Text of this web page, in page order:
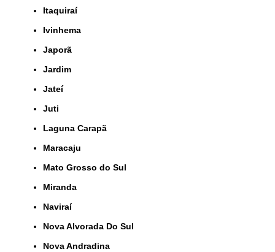
Itaquiraí
Ivinhema
Japorã
Jardim
Jateí
Juti
Laguna Carapã
Maracaju
Mato Grosso do Sul
Miranda
Naviraí
Nova Alvorada Do Sul
Nova Andradina